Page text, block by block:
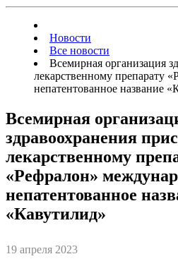
Новости
Все новости
Всемирная организация
лекарственному препарату
непатентованное название
Всемирная
здравоохранения
лекарственному
«Рефралон»
непатентованное
«Кавутилид»
19 апреля 2023